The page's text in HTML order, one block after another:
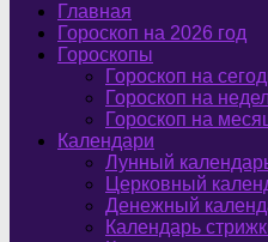
Главная
Гороскоп на 2026 год
Гороскопы
Гороскоп на
Гороскоп на
Гороскоп на
Календари
Лунный
Церковный
Денежный
Календарь